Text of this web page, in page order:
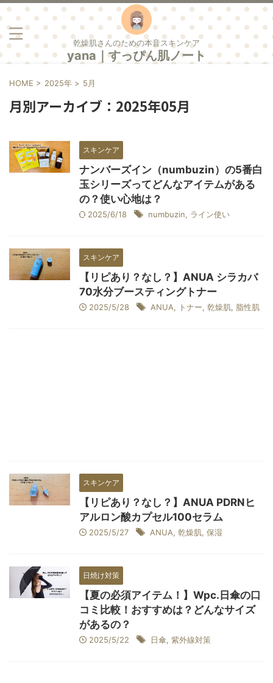
乾燥肌さんのための本音スキンケア
yana｜すっぴん肌ノート
HOME > 2025年 > 5月
月別アーカイブ：2025年05月
スキンケア
ナンバーズイン（numbuzin）の5番白
玉シリーズってどんなアイテムがある
の？使い心地は？
2025/6/18 numbuzin, ライン使い
スキンケア
【リピあり？なし？】ANUA シラカバ
70水分ブースティングトナー
2025/5/28 ANUA, トナー, 乾燥肌, 脂性肌
スキンケア
【リピあり？なし？】ANUA PDRNヒ
アルロン酸カプセル100セラム
2025/5/27 ANUA, 乾燥肌, 保湿
日焼け対策
【夏の必須アイテム！】Wpc.日傘の口
コミ比較！おすすめは？どんなサイズ
があるの？
2025/5/22 日傘, 紫外線対策